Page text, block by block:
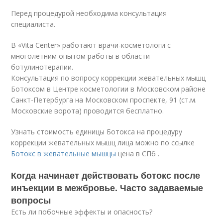
Перед процедурой необходима консультация
специалиста.
В «Vita Center» работают врачи-косметологи с
многолетним опытом работы в области
ботулинотерапии.
Консультация по вопросу коррекции жевательных мышц
Ботоксом в Центре косметологии в Московском районе
Санкт-Петербурга на Московском проспекте, 91 (ст.м.
Московские ворота) проводится бесплатно.
Узнать стоимость единицы Ботокса на процедуру
коррекции жевательных мышц лица можно по ссылке
Ботокс в жевательные мышцы цена в СПб .
Когда начинает действовать ботокс после
инъекции в межбровье. Часто задаваемые
вопросы
Есть ли побочные эффекты и опасность?